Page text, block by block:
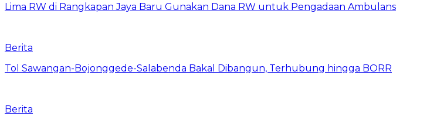
Lima RW di Rangkapan Jaya Baru Gunakan Dana RW untuk Pengadaan Ambulans
Berita
Tol Sawangan-Bojonggede-Salabenda Bakal Dibangun, Terhubung hingga BORR
Berita